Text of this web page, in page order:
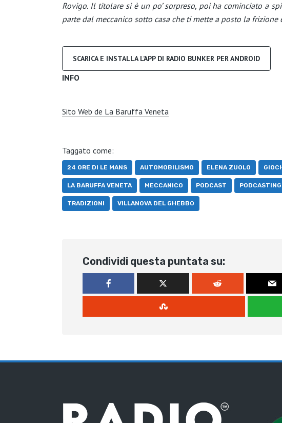
Rovigo. Il titolare si è un po’ sorpreso, poi ha cominciato a
parte dal meccanico sotto casa che ti mette a posto la
SCARICA E INSTALLA L’APP DI RADIO BUNKER PER ANDROID
INFO
Sito Web de La Baruffa Veneta
Taggato come:
24 ORE DI LE MANS AUTOMOBILISMO ELENA ZUOLO
LA BARUFFA VENETA MECCANICO PODCAST PODCASTING
TRADIZIONI VILLANOVA DEL GHEBBO
Condividi questa puntata su: